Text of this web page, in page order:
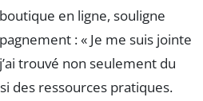
en ligne, souligne
: « Je me suis jointe
trouvé non seulement du
des ressources pratiques.